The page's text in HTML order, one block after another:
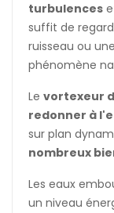
turbulences
suffit de
ruisseau ou
phénomène
Le vortexeur
redonner à
sur plan
nombreux
Les eaux
un niveau